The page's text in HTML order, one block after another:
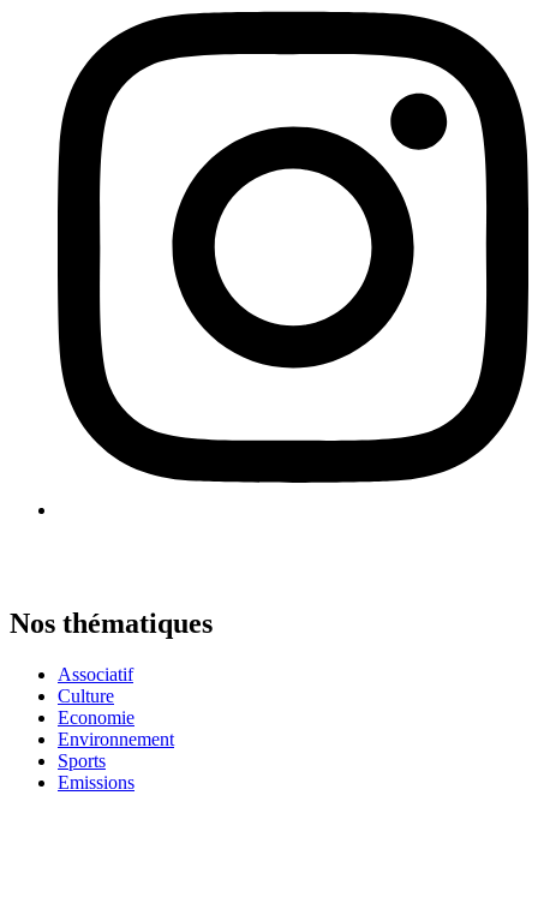
Nos thématiques
Associatif
Culture
Economie
Environnement
Sports
Emissions